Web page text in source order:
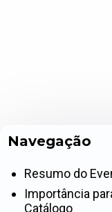
Navegação
Resumo do
Importância
Catálogo